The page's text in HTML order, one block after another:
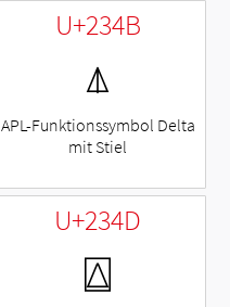
U+234B
⍋
APL-Funktionssymbol Delta
mit Stiel
U+234D
⍍